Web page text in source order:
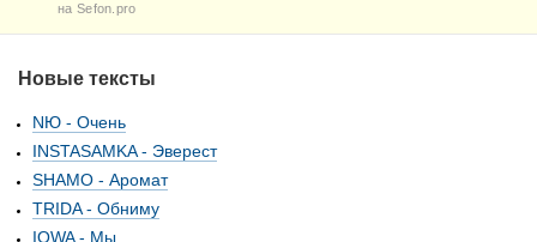
на Sefon.pro
Новые тексты
NЮ - Очень
INSTASAMKA - Эверест
SHAMO - Аромат
TRIDA - Обниму
IOWA - Мы